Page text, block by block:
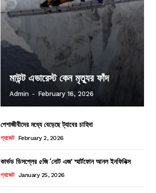
মাউন্ট এভারেস্ট কেন মৃত্যুর ফাঁদ
Admin - February 16, 2026
পেশাজীবীদের মধ্যে বেড়েছে ট্যাবের চাহিদা
গ্যাজেট February 2, 2026
কার্ভড ডিসপ্লের ৫জি ‘নোট এজ’ স্মার্টফোন আনল ইনফিনিক্স
গ্যাজেট January 25, 2026